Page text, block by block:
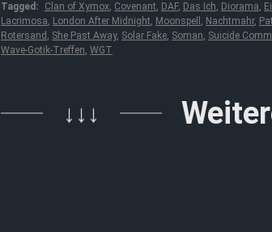
Tagged:
Clan of Xymox, Covenant, DAF, Das Ich, Diorama,
Lacrimosa, London After Midnight, Moonspell , Nachtmahr,
Rotersand , She Past Away, Solar Fake, Soman, Suicide
Wave-Gotik-Treffen, WGT
↓↓↓